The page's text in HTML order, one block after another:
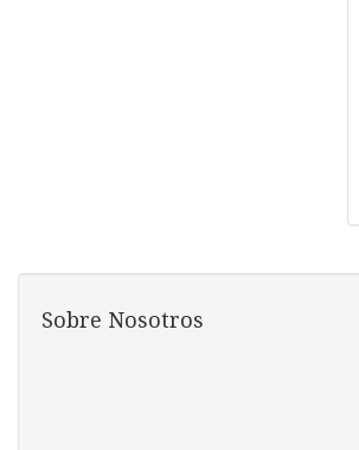
Sobre Nosotros